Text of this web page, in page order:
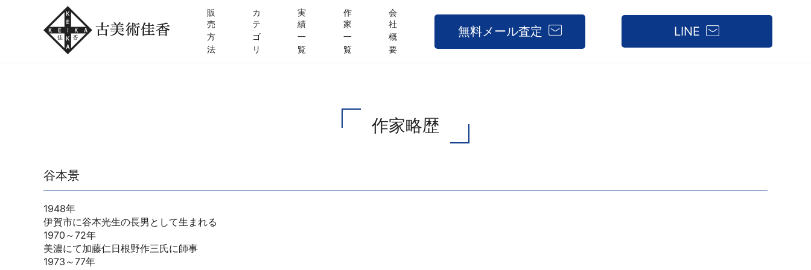
販
売
方
法
カ
テ
ゴ
リ
実
績
一
覧
作
家
一
覧
会
社
概
要
無料メール査定 LINE
作家略歴
谷本景
1948年
伊賀市に谷本光生の長男として生まれる
1970～72年
美濃にて加藤仁日根野作三氏に師事
1973～77年